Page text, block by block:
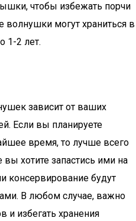
чтобы избежать порчи
волнушки могут храниться в
1-2 лет.
зависит от ваших
Если вы планируете
время, то лучше всего
хотите запастись ими на
консервирование будут
В любом случае, важно
и избегать хранения